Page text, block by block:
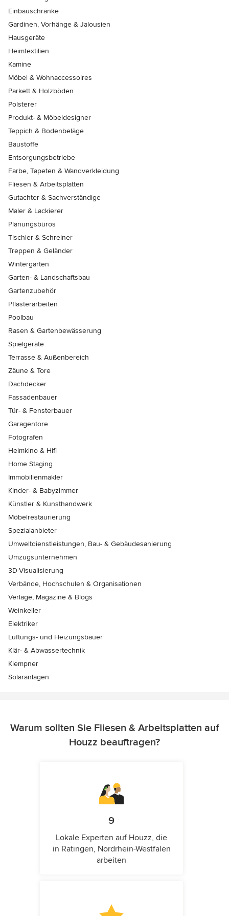
Einbauschränke
Gardinen, Vorhänge & Jalousien
Hausgeräte
Heimtextilien
Kamine
Möbel & Wohnaccessoires
Parkett & Holzböden
Polsterer
Produkt- & Möbeldesigner
Teppich & Bodenbeläge
Baustoffe
Entsorgungsbetriebe
Farbe, Tapeten & Wandverkleidung
Fliesen & Arbeitsplatten
Gutachter & Sachverständige
Maler & Lackierer
Planungsbüros
Tischler & Schreiner
Treppen & Geländer
Wintergärten
Garten- & Landschaftsbau
Gartenzubehör
Pflasterarbeiten
Poolbau
Rasen & Gartenbewässerung
Spielgeräte
Terrasse & Außenbereich
Zäune & Tore
Dachdecker
Fassadenbauer
Tür- & Fensterbauer
Garagentore
Fotografen
Heimkino & Hifi
Home Staging
Immobilienmakler
Kinder- & Babyzimmer
Künstler & Kunsthandwerk
Möbelrestaurierung
Spezialanbieter
Umweltdienstleistungen, Bau- & Gebäudesanierung
Umzugsunternehmen
3D-Visualisierung
Verbände, Hochschulen & Organisationen
Verlage, Magazine & Blogs
Weinkeller
Elektriker
Lüftungs- und Heizungsbauer
Klär- & Abwassertechnik
Klempner
Solaranlagen
Warum sollten Sie Fliesen & Arbeitsplatten auf
Houzz beauftragen?
9
Lokale Experten auf Houzz, die
in Ratingen, Nordrhein-Westfalen
arbeiten